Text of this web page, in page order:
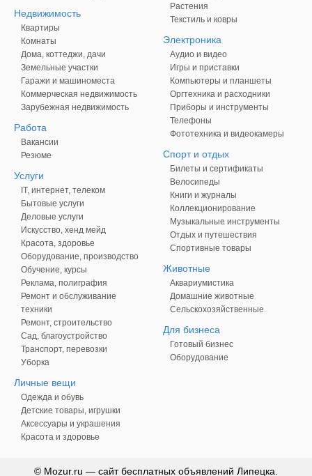
Недвижимость
Квартиры
Комнаты
Дома, коттеджи, дачи
Земельные участки
Гаражи и машиноместа
Коммерческая недвижимость
Зарубежная недвижимость
Работа
Вакансии
Резюме
Услуги
IT, интернет, телеком
Бытовые услуги
Деловые услуги
Искусство, хенд мейд
Красота, здоровье
Оборудование, производство
Обучение, курсы
Реклама, полиграфия
Ремонт и обслуживание
техники
Ремонт, строительство
Сад, благоустройство
Транспорт, перевозки
Уборка
Личные вещи
Одежда и обувь
Детские товары, игрушки
Аксессуары и украшения
Красота и здоровье
Растения
Текстиль и ковры
Электроника
Аудио и видео
Игры и приставки
Компьютеры и планшеты
Оргтехника и расходники
Приборы и инструменты
Телефоны
Фототехника и видеокамеры
Спорт и отдых
Билеты и сертификаты
Велосипеды
Книги и журналы
Коллекционирование
Музыкальные инструменты
Отдых и путешествия
Спортивные товары
Животные
Аквариумистика
Домашние животные
Сельскохозяйственные
Для бизнеса
Готовый бизнес
Оборудование
© Mozur.ru — сайт бесплатных объявлений Липецка.